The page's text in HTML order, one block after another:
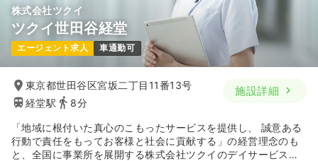
株式会社ツクイ
ツクイ世田谷経堂
エージェント求人 車通勤可
東京都世田谷区宮坂二丁目11番13号
経堂駅
8分
施設詳細
「地域に根付いた真心のこもったサービスを提供し、 誠意ある
行動で責任をもってお客様と社会に貢献する」の経営理念のも
と、全国に事業所を展開する株式会社ツクイのデイサービスで